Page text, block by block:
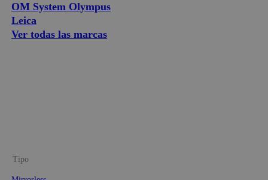
OM System Olympus
Leica
Ver todas las marcas
Tipo